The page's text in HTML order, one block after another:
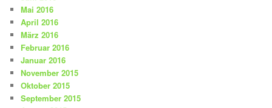
Mai 2016
April 2016
März 2016
Februar 2016
Januar 2016
November 2015
Oktober 2015
September 2015